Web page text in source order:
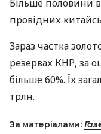
Більше половини
провідних
Зараз частка
резервах КНР, за
більше 60%. Їх
трлн.
За матеріалами: